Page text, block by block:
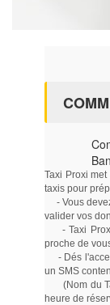
Taxi Proxi
taxis pour
- Vous
valider vos
- Taxi Proxi
proche de
- Dés
un SMS
(Nom du
heure de